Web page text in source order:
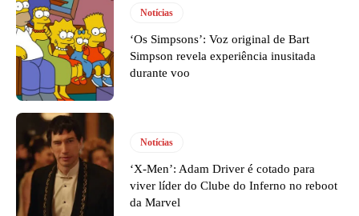
Notícias
‘Os Simpsons’: Voz original de Bart
Simpson revela experiência inusitada
durante voo
Notícias
‘X-Men’: Adam Driver é cotado para
viver líder do Clube do Inferno no reboot
da Marvel